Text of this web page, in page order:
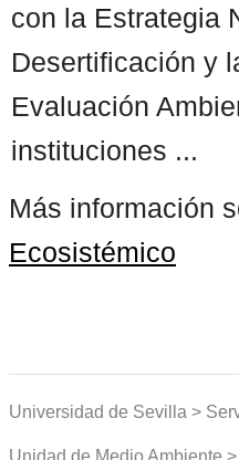
con la Estrategia
Desertificación y
Evaluación
instituciones ...
Más información
Ecosistémico
Universidad de Sevilla >
Unidad de Medio Ambiente >